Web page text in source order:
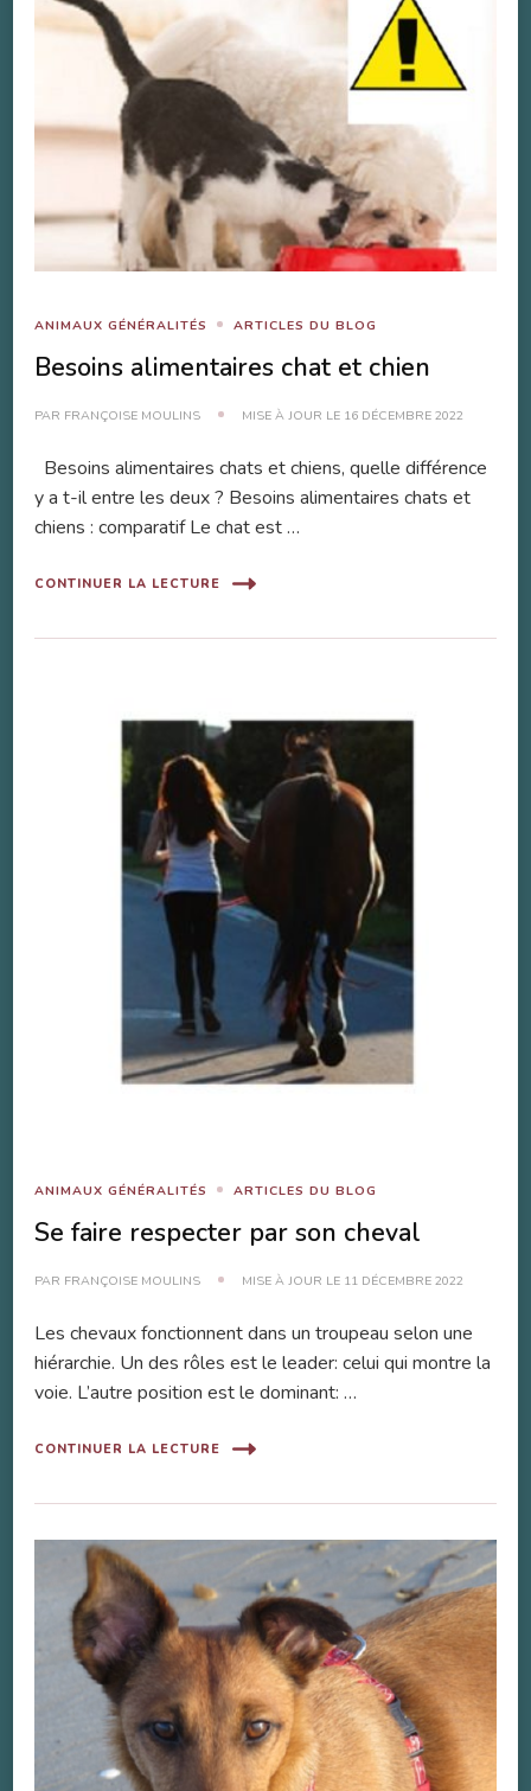
ANIMAUX GÉNÉRALITÉS ARTICLES DU BLOG
Besoins alimentaires chat et chien
PAR FRANÇOISE MOULINS MISE À JOUR LE 16 DÉCEMBRE 2022
Besoins alimentaires chats et chiens, quelle différence
y a t-il entre les deux ? Besoins alimentaires chats et
chiens : comparatif Le chat est …
CONTINUER LA LECTURE
ANIMAUX GÉNÉRALITÉS ARTICLES DU BLOG
Se faire respecter par son cheval
PAR FRANÇOISE MOULINS MISE À JOUR LE 11 DÉCEMBRE 2022
Les chevaux fonctionnent dans un troupeau selon une
hiérarchie. Un des rôles est le leader: celui qui montre la
voie. L’autre position est le dominant: …
CONTINUER LA LECTURE